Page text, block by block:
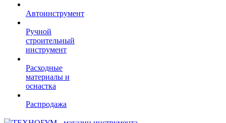
Автоинструмент
Ручной
строительный
инструмент
Расходные
материалы и
оснастка
Распродажа